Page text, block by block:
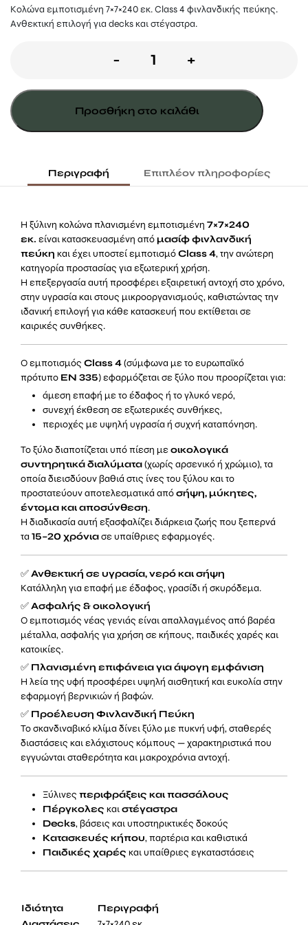
Κολώνα εμποτισμένη 7×7×240 εκ. Class 4 φινλανδικής πεύκης.
Ανθεκτική επιλογή για decks και στέγαστρα.
-
Κολώνα
Πλανισμένη
Εμποτισμένη
+
Προσθήκη στο καλάθι
Περιγραφή Επιπλέον πληροφορίες
Η ξύλινη κολώνα πλανισμένη εμποτισμένη 7×7×240
εκ. είναι κατασκευασμένη απόμασίφ φινλανδική
πεύκη και έχει υποστεί εμποτισμόClass 4, την ανώτερη
κατηγορία προστασίας για εξωτερική χρήση.
Η επεξεργασία αυτή προσφέρει εξαιρετική αντοχή στο χρόνο,
στην υγρασία και στους μικροοργανισμούς, καθιστώντας την
ιδανική επιλογή για κάθε κατασκευή που εκτίθεται σε
καιρικές συνθήκες.
Ο εμποτισμός Class 4(σύμφωνα με το ευρωπαϊκό
πρότυπο EN 335) εφαρμόζεται σε ξύλο που προορίζεται για:
άμεση επαφή με το έδαφος ή το γλυκό νερό,
συνεχή έκθεση σε εξωτερικές συνθήκες,
περιοχές με υψηλή υγρασία ή συχνή καταπόνηση.
Το ξύλο διαποτίζεται υπό πίεση μεοικολογικά
συντηρητικά διαλύματα(χωρίς αρσενικό ή χρώμιο), τα
οποία διεισδύουν βαθιά στις ίνες του ξύλου και το
προστατεύουν αποτελεσματικά απόσήψη, μύκητες,
έντομα και αποσύνθεση.
Η διαδικασία αυτή εξασφαλίζει διάρκεια ζωής που ξεπερνά
τα 15–20 χρόνιασε υπαίθριες εφαρμογές.
✅Ανθεκτική σε υγρασία, νερό και σήψη
Κατάλληλη για επαφή με έδαφος, γρασίδι ή σκυρόδεμα.
✅Ασφαλής & οικολογική
Ο εμποτισμός νέας γενιάς είναι απαλλαγμένος από βαρέα
μέταλλα, ασφαλής για χρήση σε κήπους, παιδικές χαρές και
κατοικίες.
✅ Πλανισμένη επιφάνεια για άψογη εμφάνιση
Η λεία της υφή προσφέρει υψηλή αισθητική και ευκολία στην
εφαρμογή βερνικιών ή βαφών.
✅ Προέλευση Φινλανδική Πεύκη
Το σκανδιναβικό κλίμα δίνει ξύλο με πυκνή υφή, σταθερές
διαστάσεις και ελάχιστους κόμπους — χαρακτηριστικά που
εγγυώνται σταθερότητα και μακροχρόνια αντοχή.
Ξύλινες περιφράξεις και πασσάλους
Πέργκολες καιστέγαστρα
Decks, βάσεις και υποστηρικτικές δοκούς
Κατασκευές κήπου, παρτέρια και καθιστικά
Παιδικές χαρές και υπαίθριες εγκαταστάσεις
Ιδιότητα
Περιγραφή